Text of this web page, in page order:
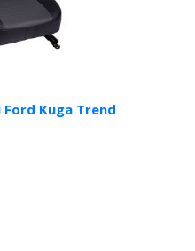
Kuga Trend